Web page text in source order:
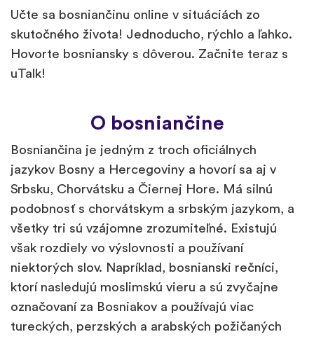
Učte sa bosniančinu online v situáciách zo
skutočného života! Jednoducho, rýchlo a ľahko.
Hovorte bosniansky s dôverou. Začnite teraz s
uTalk!
O bosniančine
Bosniančina je jedným z troch oficiálnych
jazykov Bosny a Hercegoviny a hovorí sa aj v
Srbsku, Chorvátsku a Čiernej Hore. Má silnú
podobnosť s chorvátskym a srbským jazykom, a
všetky tri sú vzájomne zrozumiteľné. Existujú
však rozdiely vo výslovnosti a používaní
niektorých slov. Napríklad, bosnianski rečníci,
ktorí nasledujú moslimskú vieru a sú zvyčajne
označovaní za Bosniakov a používajú viac
tureckých, perzských a arabských požičaných